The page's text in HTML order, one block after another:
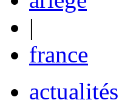
|
france
actualités